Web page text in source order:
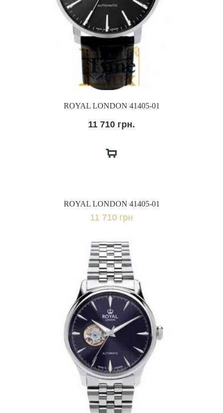
ROYAL LONDON 41405-01
11 710 грн.
ROYAL LONDON 41405-01
11 710 грн